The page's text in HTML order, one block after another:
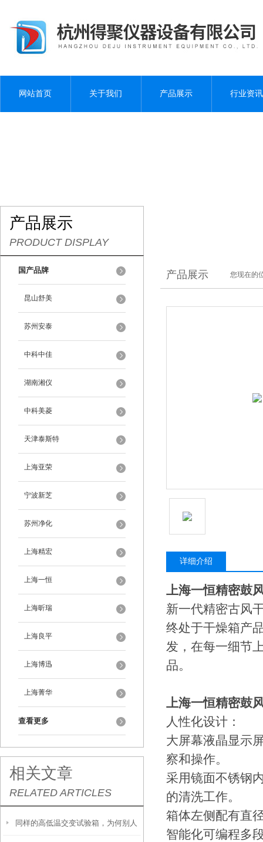
网站首页 关于我们 产品展示 行业资讯
产品展示
PRODUCT DISPLAY
国产品牌
昆山舒美
苏州安泰
中科中佳
湖南湘仪
中科美菱
天津泰斯特
上海亚荣
宁波新芝
苏州净化
上海精宏
上海一恒
上海昕瑞
上海良平
上海博迅
上海菁华
查看更多
相关文章
RELATED ARTICLES
同样的高低温交变试验箱，为何别人
产品展示 您现在的
详细介绍
上海一恒精密鼓
新一代精密古风
终处于干燥箱产
发，在每一细节
品。
上海一恒精密鼓
人性化设计：
大屏幕液晶显示
察和操作。
采用镜面不锈钢
的清洗工作。
箱体左侧配有直
智能化可编程多